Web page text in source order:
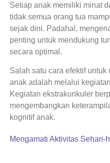
Setiap anak memiliki minat
tidak semua orang tua
sejak dini. Padahal,
penting untuk mendukung
secara optimal.
Salah satu cara efektif
anak adalah melalui
Kegiatan ekstrakurikuler
mengembangkan
kognitif anak.
Mengamati Aktivitas Sehari-